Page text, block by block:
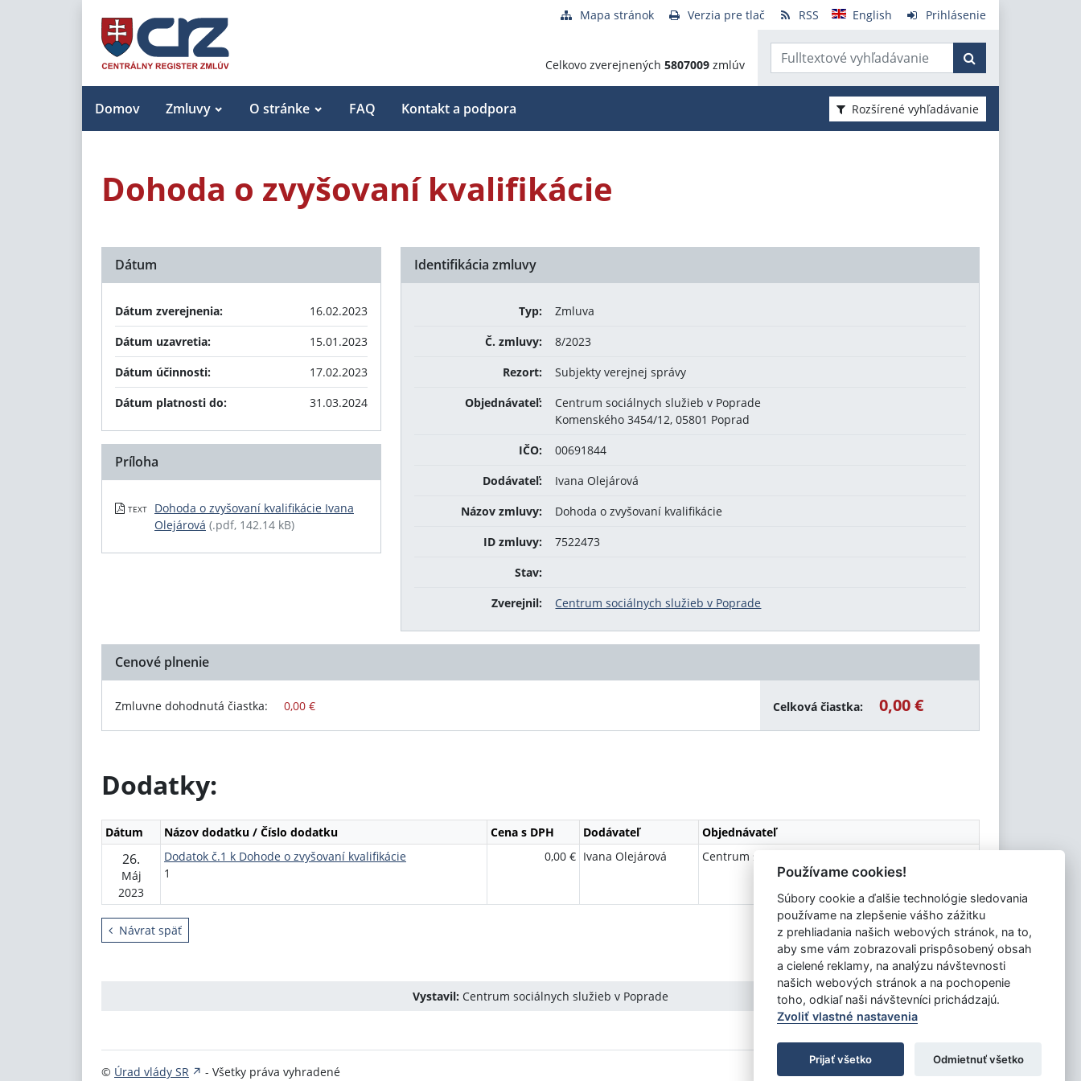
Mapa stránok Verzia pre tlač RSS English Prihlásenie
Celkovo zverejnených 5807009 zmlúv
Domov Zmluvy O stránke FAQ Kontakt a podpora Rozšírené vyhľadávanie
Dohoda o zvyšovaní kvalifikácie
Identifikácia zmluvy
Typ:
Zmluva
Č. zmluvy:
8/2023
Rezort:
Subjekty verejnej správy
Objednávateľ:
Centrum sociálnych služieb v Poprade
Komenského 3454/12, 05801 Poprad
IČO:
00691844
Dodávateľ:
Ivana Olejárová
Názov zmluvy:
Dohoda o zvyšovaní kvalifikácie
ID zmluvy:
7522473
Stav:
Zverejnil:
Centrum sociálnych služieb v Poprade
Dátum
Dátum zverejnenia:
16.02.2023
Dátum uzavretia:
15.01.2023
Dátum účinnosti:
17.02.2023
Dátum platnosti do:
31.03.2024
Príloha
TEXT
Dohoda o zvyšovaní kvalifikácie Ivana
Olejárová (.pdf, 142.14 kB)
Cenové plnenie
Zmluvne dohodnutá čiastka: 0,00 € Celková čiastka: 0,00 €
Dodatky:
Dátum Názov dodatku / Číslo dodatku Cena s DPH Dodávateľ Objednávateľ
26.
Máj
2023
Dodatok č.1 k Dohode o zvyšovaní kvalifikácie
1
0,00 € Ivana Olejárová Centrum sociálnych služieb v Poprade
Návrat späť
Vystavil: Centrum sociálnych služieb v Poprade
© Úrad vlády SR - Všetky práva vyhradené : Aglo Solutions
Používame cookies!
Súbory cookie a ďalšie technológie sledovania
používame na zlepšenie vášho zážitku
z prehliadania našich webových stránok, na to,
aby sme vám zobrazovali prispôsobený obsah
a cielené reklamy, na analýzu návštevnosti
našich webových stránok a na pochopenie
toho, odkiaľ naši návštevníci prichádzajú.
Zvoliť vlastné nastavenia
Prijať všetko Odmietnuť všetko